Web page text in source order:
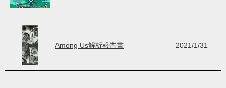
Among Us解析報告書 2021/1/31